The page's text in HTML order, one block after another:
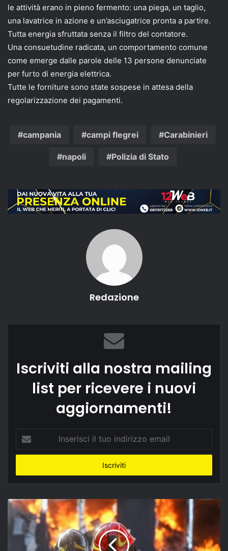
le attività erano in pieno fermento: una piega, un taglio,
una lavatrice in azione e un’asciugatrice pronta a partire.
Tutta energia sfruttata senza il filtro del contatore.
Una consuetudine radicata, un comportamento comune
come emerge dalle parole delle 13 persone denunciate
per furto di energia elettrica.
Tutte le forniture sono state sospese in attesa della
regolarizzazione dei pagamenti.
campania campi flegrei Carabinieri
napoli Polizia di Stato
Redazione
Iscriviti alla nostra mailing
list per ricevere i nuovi
aggiornamenti!
tuo
email